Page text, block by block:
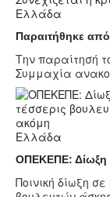
Ελλάδα
Παραιτήθηκε
Την παραίτησή
Συμμαχία
Ελλάδα
ΟΠΕΚΕΠΕ: Δίωξη
Ποινική δίωξη